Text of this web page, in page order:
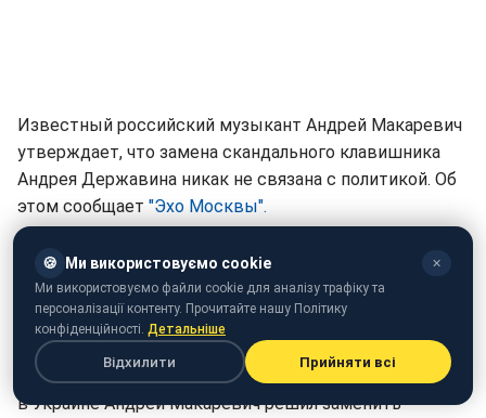
Известный российский музыкант Андрей Макаревич
утверждает, что замена скандального клавишника
Андрея Державина никак не связана с политикой. Об
этом сообщает "Эхо Москвы".
Ранее в СМИ появилась информация о том, что
участник группы "Машина времени" Андрей
Державин не будет участвовать в гастролях по
Украине.
"Согласно последней информации, перед гастролями
в Украине Андрей Макаревич решил заменить
🍪 Ми використовуємо cookie ✕
Ми використовуємо файли cookie для аналізу трафіку та
персоналізації контенту. Прочитайте нашу Політику
конфіденційності. Детальніше
Відхилити Прийняти всі